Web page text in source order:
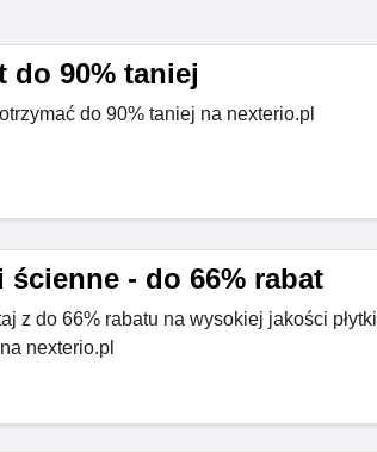
do 90% taniej
do 90% taniej na nexterio.pl
ścienne - do 66% rabat
z do 66% rabatu na wysokiej jakości płytki
nexterio.pl